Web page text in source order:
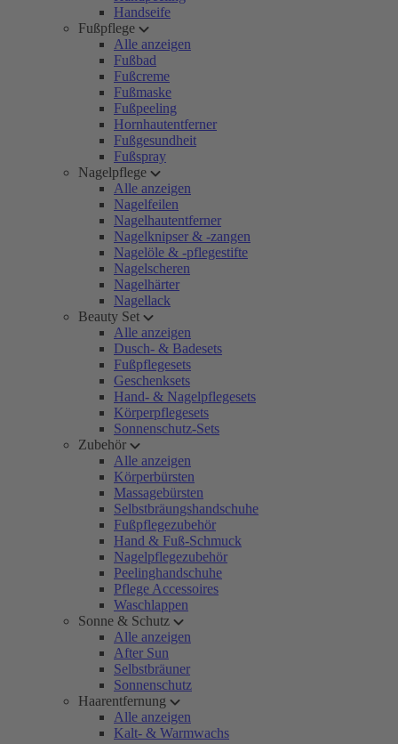
Handseife
Fußpflege
Alle anzeigen
Fußbad
Fußcreme
Fußmaske
Fußpeeling
Hornhautentferner
Fußgesundheit
Fußspray
Nagelpflege
Alle anzeigen
Nagelfeilen
Nagelhautentferner
Nagelknipser & -zangen
Nagelöle & -pflegestifte
Nagelscheren
Nagelhärter
Nagellack
Beauty Set
Alle anzeigen
Dusch- & Badesets
Fußpflegesets
Geschenksets
Hand- & Nagelpflegesets
Körperpflegesets
Sonnenschutz-Sets
Zubehör
Alle anzeigen
Körperbürsten
Massagebürsten
Selbstbräungshandschuhe
Fußpflegezubehör
Hand & Fuß-Schmuck
Nagelpflegezubehör
Peelinghandschuhe
Pflege Accessoires
Waschlappen
Sonne & Schutz
Alle anzeigen
After Sun
Selbstbräuner
Sonnenschutz
Haarentfernung
Alle anzeigen
Kalt- & Warmwachs